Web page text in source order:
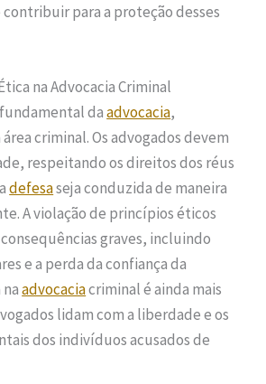
para a proteção desses
na Advocacia Criminal
daadvocacia,
criminal. Os advogados devem
respeitando os direitos dos réus
defesaseja conduzida de maneira
A violação de princípios éticos
graves, incluindo
e a perda da confiança da
naadvocaciacriminal é ainda mais
lidam com a liberdade e os
dos indivíduos acusados de